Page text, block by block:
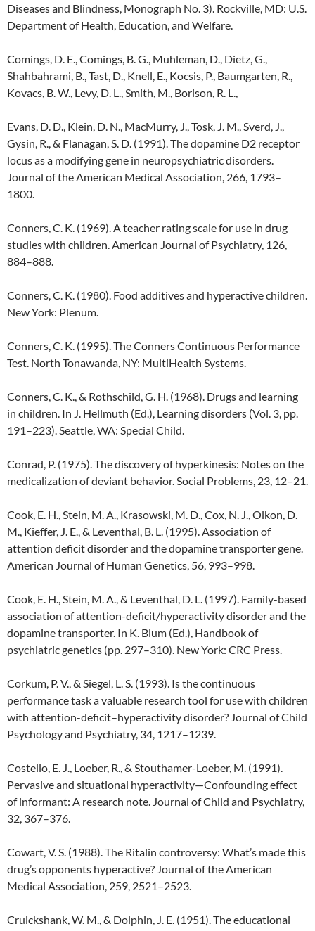
Diseases and Blindness, Monograph No. 3). Rockville, MD: U.S.
Department of Health, Education, and Welfare.
Comings, D. E., Comings, B. G., Muhleman, D., Dietz, G.,
Shahbahrami, B., Tast, D., Knell, E., Kocsis, P., Baumgarten, R.,
Kovacs, B. W., Levy, D. L., Smith, M., Borison, R. L.,
Evans, D. D., Klein, D. N., MacMurry, J., Tosk, J. M., Sverd, J.,
Gysin, R., & Flanagan, S. D. (1991). The dopamine D2 receptor
locus as a modifying gene in neuropsychiatric disorders.
Journal of the American Medical Association, 266, 1793–
1800.
Conners, C. K. (1969). A teacher rating scale for use in drug
studies with children. American Journal of Psychiatry, 126,
884–888.
Conners, C. K. (1980). Food additives and hyperactive children.
New York: Plenum.
Conners, C. K. (1995). The Conners Continuous Performance
Test. North Tonawanda, NY: MultiHealth Systems.
Conners, C. K., & Rothschild, G. H. (1968). Drugs and learning
in children. In J. Hellmuth (Ed.), Learning disorders (Vol. 3, pp.
191–223). Seattle, WA: Special Child.
Conrad, P. (1975). The discovery of hyperkinesis: Notes on the
medicalization of deviant behavior. Social Problems, 23, 12–21.
Cook, E. H., Stein, M. A., Krasowski, M. D., Cox, N. J., Olkon, D.
M., Kieffer, J. E., & Leventhal, B. L. (1995). Association of
attention deficit disorder and the dopamine transporter gene.
American Journal of Human Genetics, 56, 993–998.
Cook, E. H., Stein, M. A., & Leventhal, D. L. (1997). Family-based
association of attention-deficit/hyperactivity disorder and the
dopamine transporter. In K. Blum (Ed.), Handbook of
psychiatric genetics (pp. 297–310). New York: CRC Press.
Corkum, P. V., & Siegel, L. S. (1993). Is the continuous
performance task a valuable research tool for use with children
with attention-deficit–hyperactivity disorder? Journal of Child
Psychology and Psychiatry, 34, 1217–1239.
Costello, E. J., Loeber, R., & Stouthamer-Loeber, M. (1991).
Pervasive and situational hyperactivity—Confounding effect
of informant: A research note. Journal of Child and Psychiatry,
32, 367–376.
Cowart, V. S. (1988). The Ritalin controversy: What’s made this
drug’s opponents hyperactive? Journal of the American
Medical Association, 259, 2521–2523.
Cruickshank, W. M., & Dolphin, J. E. (1951). The educational